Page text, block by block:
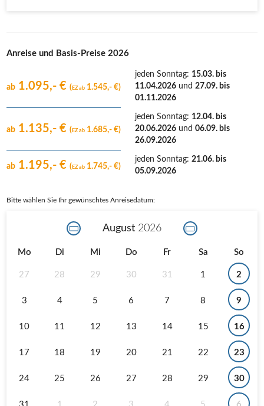
Anreise und Basis-Preise 2026
ab 1.095,- € (EZ ab 1.545,- €)
jeden Sonntag: 15.03. bis
11.04.2026 und27.09. bis
01.11.2026
ab 1.135,- € (EZ ab 1.685,- €)
jeden Sonntag: 12.04. bis
20.06.2026 und06.09. bis
26.09.2026
ab 1.195,- € (EZ ab 1.745,- €)
jeden Sonntag: 21.06. bis
05.09.2026
Bitte wählen Sie Ihr gewünschtes Anreisedatum:
August 2026
Mo Di Mi Do Fr Sa So
27 28 29 30 31 1 2
3 4 5 6 7 8 9
10 11 12 13 14 15 16
17 18 19 20 21 22 23
24 25 26 27 28 29 30